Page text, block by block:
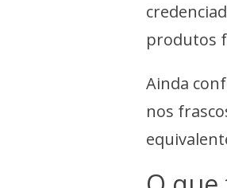
produtos
Ainda
nos